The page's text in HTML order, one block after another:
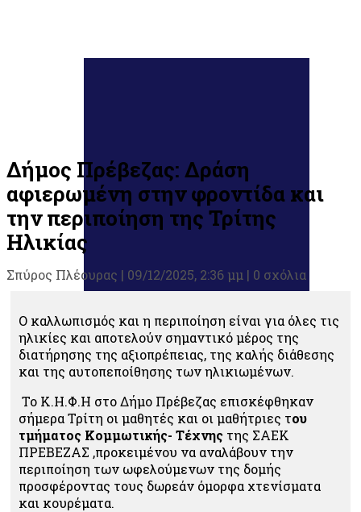
Δήμος Πρέβεζας: Δράση
αφιερωμένη στην φροντίδα και
την περιποίηση της Τρίτης
Ηλικίας
Σπύρος Πλέουρας | 09/12/2025, 2:36 μμ | 0 σχόλια
Ο καλλωπισμός και η περιποίηση είναι για όλες τις
ηλικίες και αποτελούν σημαντικό μέρος της
διατήρησης της αξιοπρέπειας, της καλής διάθεσης
και της αυτοπεποίθησης των ηλικιωμένων.
Το Κ.Η.Φ.Η στο Δήμο Πρέβεζας επισκέφθηκαν
σήμερα Τρίτη οι μαθητές και οι μαθήτριες του
τμήματος Κομμωτικής- Τέχνης της ΣΑΕΚ
ΠΡΕΒΕΖΑΣ ,προκειμένου να αναλάβουν την
περιποίηση των ωφελούμενων της δομής
προσφέροντας τους δωρεάν όμορφα χτενίσματα
και κουρέματα.